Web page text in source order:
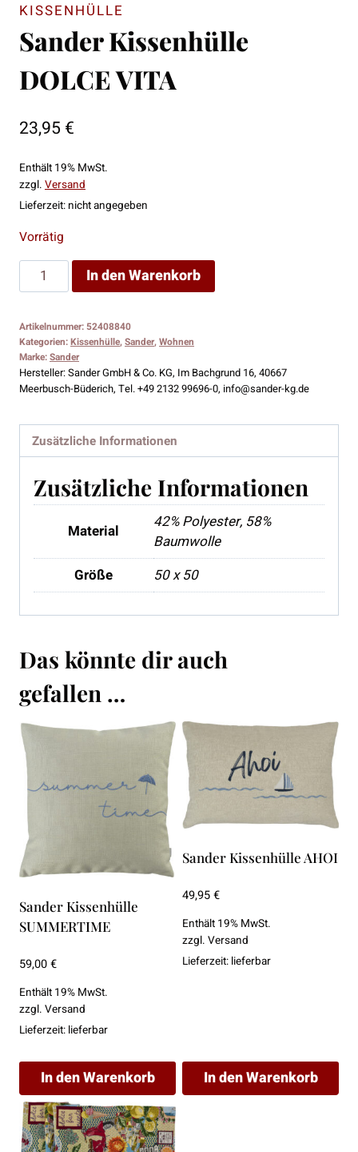
KISSENHÜLLE
Sander Kissenhülle
DOLCE VITA
23,95 €
Enthält 19% MwSt.
zzgl. Versand
Lieferzeit: nicht angegeben
Vorrätig
Sander
Kissenhülle
VITA
Menge
In den Warenkorb
Artikelnummer: 52408840
Kategorien:Kissenhülle,Sander,Wohnen
Marke:Sander
Hersteller:Sander GmbH & Co. KG, Im Bachgrund 16, 40667
Meerbusch-Büderich, Tel. +49 2132 99696-0, info@sander-kg.de
Zusätzliche Informationen
Zusätzliche Informationen
Material
42% Polyester, 58%
Baumwolle
Größe
50 x 50
Das könnte dir auch
gefallen …
Sander Kissenhülle
SUMMERTIME
59,00€
Enthält 19% MwSt.
zzgl. Versand
Lieferzeit: lieferbar
In den Warenkorb
Sander Kissenhülle AHOI
49,95€
Enthält 19% MwSt.
zzgl. Versand
Lieferzeit: lieferbar
In den Warenkorb